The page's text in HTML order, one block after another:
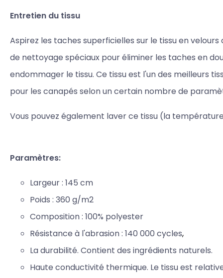
Entretien du tissu
Aspirez les taches superficielles sur le tissu en velours
de nettoyage spéciaux pour éliminer les taches en
endommager le tissu. Ce tissu est l'un des meilleurs
pour les canapés selon un certain nombre de
Vous pouvez également laver ce tissu (la
Paramètres:
Largeur : 145 cm
Poids : 360 g/m2
Composition : 100% polyester
Résistance à l'abrasion : 140 000 cycles,
La durabilité. Contient des ingrédients naturels.
Haute conductivité thermique. Le tissu est